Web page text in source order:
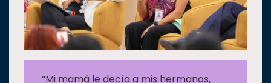
“Mi mamá le decía a mis hermanos,